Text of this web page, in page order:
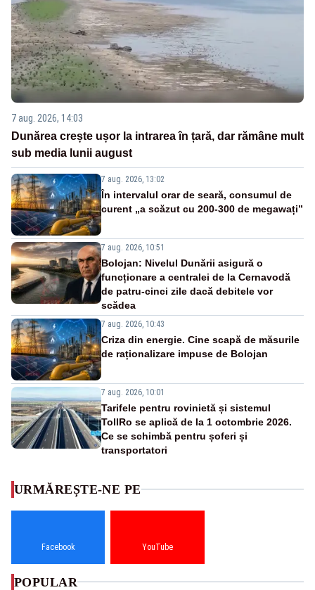
7 aug. 2026, 14:03
Dunărea crește ușor la intrarea în țară, dar rămâne mult
sub media lunii august
7 aug. 2026, 13:02
În intervalul orar de seară, consumul de
curent „a scăzut cu 200-300 de megawați”
7 aug. 2026, 10:51
Bolojan: Nivelul Dunării asigură o
funcționare a centralei de la Cernavodă
de patru-cinci zile dacă debitele vor
scădea
7 aug. 2026, 10:43
Criza din energie. Cine scapă de măsurile
de raționalizare impuse de Bolojan
7 aug. 2026, 10:01
Tarifele pentru rovinietă și sistemul
TollRo se aplică de la 1 octombrie 2026.
Ce se schimbă pentru șoferi și
transportatori
URMĂREȘTE-NE PE
Facebook YouTube
POPULAR